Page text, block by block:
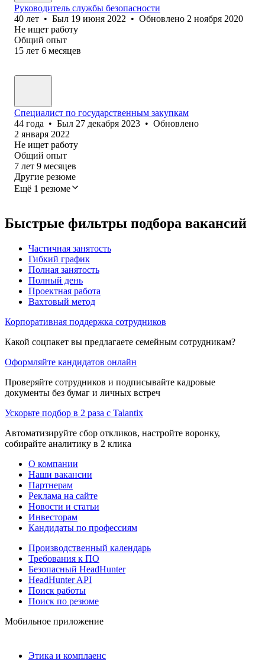
Руководитель службы безопасности
40 лет • Был 19 июня 2022 • Обновлено 2 ноября 2020
Не ищет работу
Общий опыт
15 лет 6 месяцев
Специалист по государственным закупкам
44 года • Был 27 декабря 2023 • Обновлено
2 января 2022
Не ищет работу
Общий опыт
7 лет 9 месяцев
Другие резюме
Ещё 1 резюме
Быстрые фильтры подбора вакансий
Частичная занятость
Гибкий график
Полная занятость
Полный день
Проектная работа
Вахтовый метод
Корпоративная поддержка сотрудников
Какой соцпакет вы предлагаете семейным сотрудникам?
Оформляйте кандидатов онлайн
Проверяйте сотрудников и подписывайте кадровые
документы без бумаг и личных встреч
Ускорьте подбор в 2 раза с Talantix
Автоматизируйте сбор откликов, настройте воронку,
собирайте аналитику в 2 клика
О компании
Наши вакансии
Партнерам
Реклама на сайте
Новости и статьи
Инвесторам
Кандидаты по профессиям
Производственный календарь
Требования к ПО
Безопасный HeadHunter
HeadHunter API
Поиск работы
Поиск по резюме
Мобильное приложение
Этика и комплаенс